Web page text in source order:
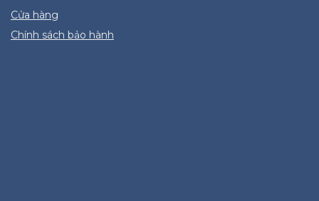
Cửa hàng
Chính sách bảo hành